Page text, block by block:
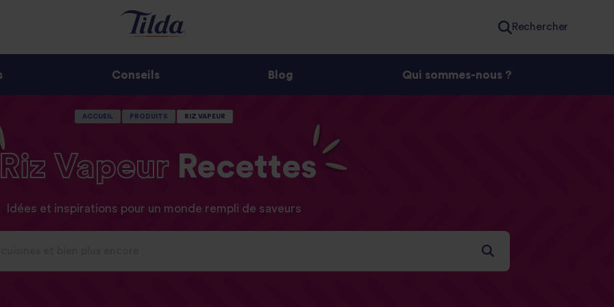
Rechercher
Conseils Blog Qui sommes-nous ?
ACCUEIL PRODUITS RIZ VAPEUR
Riz VapeurRecettes
Idées et inspirations pour un monde rempli de saveurs